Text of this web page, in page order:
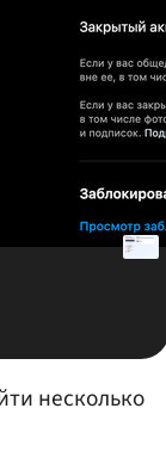
несколько